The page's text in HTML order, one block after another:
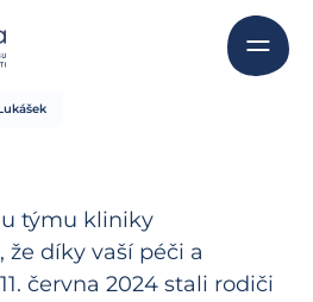
týmu kliniky
že díky vaší péči a
června 2024 stali rodiči